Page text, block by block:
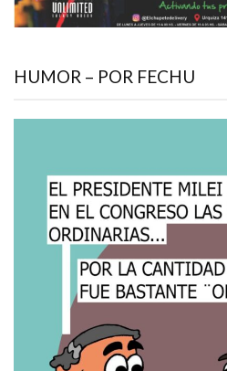
HUMOR – POR FECHU